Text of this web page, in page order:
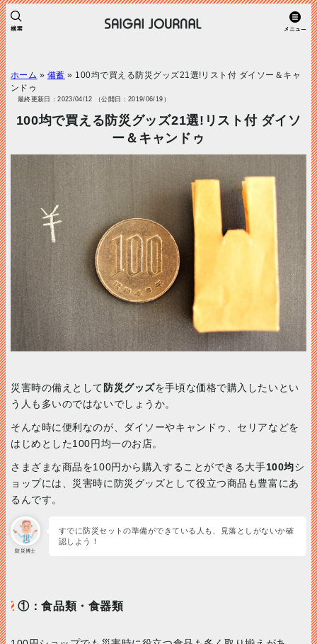
ホーム » 備蓄 » 100均で買える防災グッズ21選!リスト付 ダイソー＆キャ
ンドゥ
最終更新日：2023/04/12 （公開日：2019/06/19）
100均で買える防災グッズ21選!リスト付 ダイソ
ー＆キャンドゥ
災害時の備えとして 防災グッズを手頃な価格で購入したいとい
う人も多いのではないでしょうか。
そんな時に便利なのが、ダイソーやキャンドゥ、セリアなどを
はじめとした100円均一のお店。
さまざまな商品を100円から購入することができる大手100均シ
ョップには、災害時に防災グッズとして役立つ商品も豊富にあ
るんです。
防災博士
すでに防災セットの準備ができている人も、見落としがないか確
認しよう！
①：食品類・食器類